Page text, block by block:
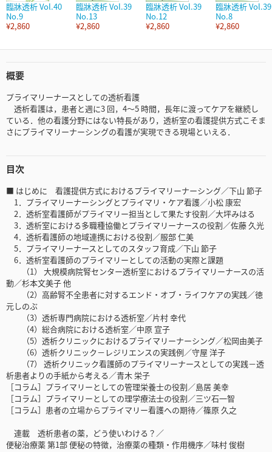
臨牀透析 Vol.40
No.9
¥2,860
臨牀透析 Vol.39
No.13
¥2,860
臨牀透析 Vol.39
No.12
¥2,860
臨牀透析 Vol.39
No.8
¥2,860
概要
プライマリーナースとしての透析看護
透析看護は，患者と週に3 回，4～5 時間，長年に渡ってケアを継続し
ている．他の看護分野にはない特長があり，透析室の看護提供方式こそま
さにプライマリーナーシングの看護が実現できる現場といえる．
目次
■ はじめに 看護提供方式におけるプライマリーナーシング／下山 節子
1．プライマリーナーシングとプライマリ・ケア看護／小松 康宏
2．透析室看護師がプライマリー担当として果たす役割／大坪みはる
3．透析室における多職種協働とプライマリーナースの役割／佐藤 久光
4．透析看護師の地域連携における役割／服部 仁美
5．プライマリーナースとしてのスタッフ育成／下山 節子
6．透析室看護師のプライマリーとしての活動の実際と課題
（1） 大規模病院腎センター透析室におけるプライマリーナースの活
動／杉本文美子 他
（2）高齢腎不全患者に対するエンド・オブ・ライフケアの実践／徳
元しのぶ
（3）透析専門病院における透析室／片村 幸代
（4）総合病院における透析室／中原 宣子
（5）透析クリニックにおけるプライマリーナーシング／松岡由美子
（6）透析クリニック－レジリエンスの実践例／守屋 洋子
（7） 透析クリニック看護師のプライマリーナースとしての実践－透
析患者よりの手紙から考える／青木 栄子
［コラム］プライマリーとしての管理栄養士の役割／島居 美幸
［コラム］プライマリーとしての理学療法士の役割／三ツ石一智
［コラム］患者の立場からプライマリー看護への期待／篠原 久之
連載 透析患者の薬，どう使いわける？／
便秘治療薬 第1部 便秘の特徴，治療薬の種類・作用機序／味村 俊樹